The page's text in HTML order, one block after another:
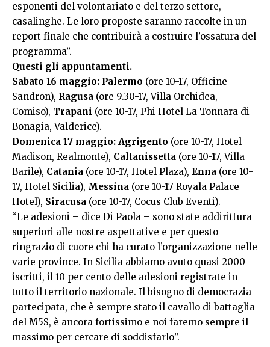
esponenti del volontariato e del terzo settore,
casalinghe. Le loro proposte saranno raccolte in un
report finale che contribuirà a costruire l’ossatura del
programma”.
Questi gli appuntamenti.
Sabato 16 maggio: Palermo (ore 10-17, Officine
Sandron), Ragusa (ore 9.30-17, Villa Orchidea,
Comiso), Trapani (ore 10-17, Phi Hotel La Tonnara di
Bonagia, Valderice).
Domenica 17 maggio: Agrigento (ore 10-17, Hotel
Madison, Realmonte), Caltanissetta (ore 10-17, Villa
Barile), Catania (ore 10-17, Hotel Plaza), Enna (ore 10-
17, Hotel Sicilia), Messina (ore 10-17 Royala Palace
Hotel), Siracusa (ore 10-17, Cocus Club Eventi).
“Le adesioni – dice Di Paola – sono state addirittura
superiori alle nostre aspettative e per questo
ringrazio di cuore chi ha curato l’organizzazione nelle
varie province. In Sicilia abbiamo avuto quasi 2000
iscritti, il 10 per cento delle adesioni registrate in
tutto il territorio nazionale. Il bisogno di democrazia
partecipata, che è sempre stato il cavallo di battaglia
del M5S, è ancora fortissimo e noi faremo sempre il
massimo per cercare di soddisfarlo”.